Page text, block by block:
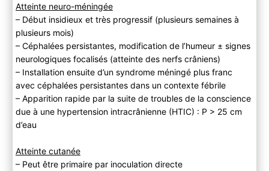
Atteinte neuro-méningée
– Début insidieux et très progressif (plusieurs semaines à
plusieurs mois)
– Céphalées persistantes, modification de l’humeur ± signes
neurologiques focalisés (atteinte des nerfs crâniens)
– Installation ensuite d’un syndrome méningé plus franc
avec céphalées persistantes dans un contexte fébrile
– Apparition rapide par la suite de troubles de la conscience
due à une hypertension intracrânienne (HTIC) : P > 25 cm
d’eau
Atteinte cutanée
– Peut être primaire par inoculation directe